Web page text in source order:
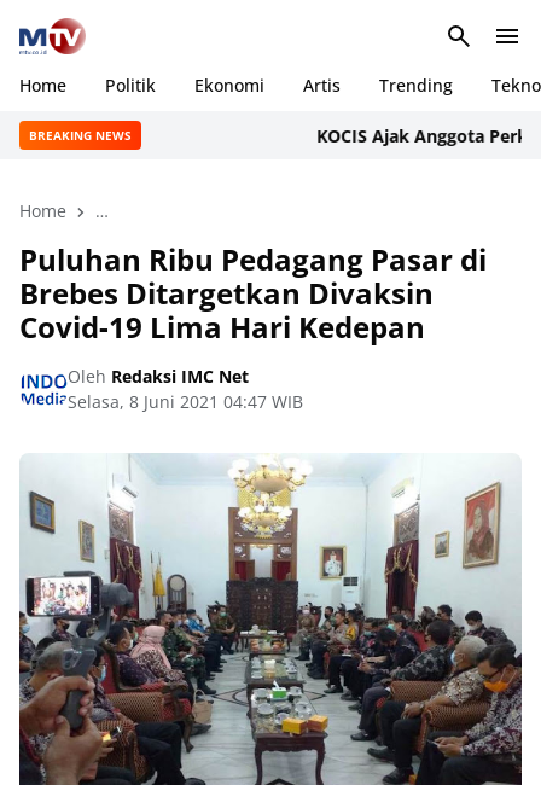
Home Politik Ekonomi Artis Trending Tekno
BREAKING NEWS KOCIS Ajak Anggota
Home para pedagang pasar di Brebes divaksin covid-19
Puluhan Ribu Pedagang Pasar di
Brebes Ditargetkan Divaksin
Covid-19 Lima Hari Kedepan
Oleh Redaksi IMC Net
Selasa, 8 Juni 2021 04:47 WIB